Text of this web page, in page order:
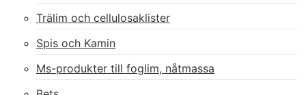
Trälim och cellulosaklister
Spis och Kamin
Ms-produkter till foglim, nåtmassa